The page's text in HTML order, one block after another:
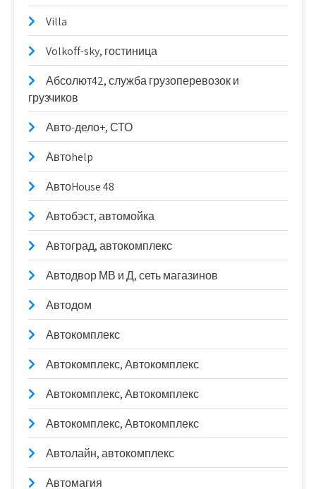
Villa
Volkoff-sky, гостиница
Абсолют42, служба грузоперевозок и
грузчиков
Авто-дело+, СТО
Автоhelp
АвтоHouse 48
Автобэст, автомойка
Автоград, автокомплекс
Автодвор МВ и Д, сеть магазинов
Автодом
Автокомплекс
Автокомплекс, Автокомплекс
Автокомплекс, Автокомплекс
Автокомплекс, Автокомплекс
Автолайн, автокомплекс
Автомагия